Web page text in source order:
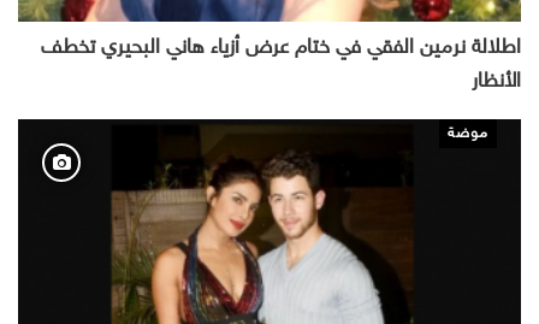
اطلالة نرمين الفقي في ختام عرض أزياء هاني البحيري تخطف
الأنظار
موضة